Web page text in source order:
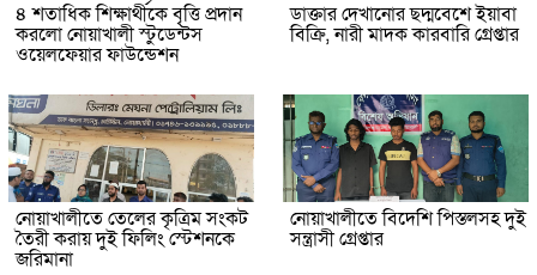
৪ শতাধিক শিক্ষার্থীকে বৃত্তি প্রদান
করলো নোয়াখালী স্টুডেন্টস
ওয়েলফেয়ার ফাউন্ডেশন
ডাক্তার দেখানোর ছদ্মবেশে ইয়াবা
বিক্রি, নারী মাদক কারবারি গ্রেপ্তার
নোয়াখালীতে তেলের কৃত্রিম সংকট
তৈরী করায় দুই ফিলিং স্টেশনকে
জরিমানা
নোয়াখালীতে বিদেশি পিস্তলসহ দুই
সন্ত্রাসী গ্রেপ্তার